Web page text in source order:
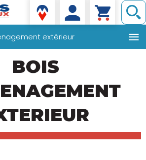
Denis matériaux
extérieur
BOIS